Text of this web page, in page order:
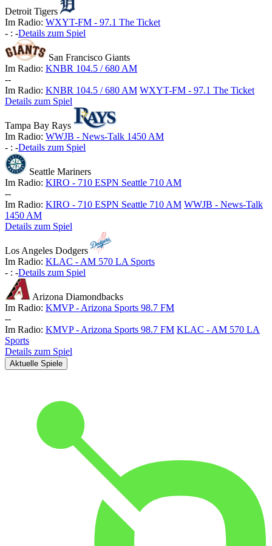
Detroit Tigers
Im Radio: WXYT-FM - 97.1 The Ticket
- : -Details zum Spiel
San Francisco Giants
Im Radio: KNBR 104.5 / 680 AM
--
Im Radio: KNBR 104.5 / 680 AM WXYT-FM - 97.1 The Ticket
Details zum Spiel
Tampa Bay Rays
Im Radio: WWJB - News-Talk 1450 AM
- : -Details zum Spiel
Seattle Mariners
Im Radio: KIRO - 710 ESPN Seattle 710 AM
--
Im Radio: KIRO - 710 ESPN Seattle 710 AM WWJB - News-Talk
1450 AM
Details zum Spiel
Los Angeles Dodgers
Im Radio: KLAC - AM 570 LA Sports
- : -Details zum Spiel
Arizona Diamondbacks
Im Radio: KMVP - Arizona Sports 98.7 FM
--
Im Radio: KMVP - Arizona Sports 98.7 FM KLAC - AM 570 LA
Sports
Details zum Spiel
Aktuelle Spiele